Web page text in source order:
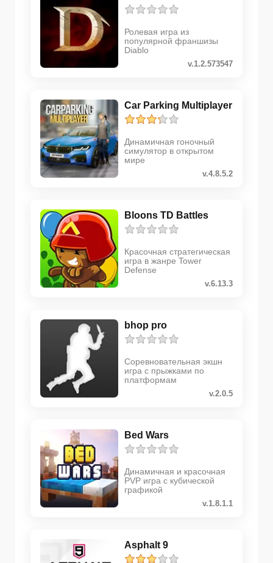
Ролевая игра из
популярной франшизы
Diablo
v.1.2.573547
Car Parking Multiplayer
Динамичная гоночный
симулятор в открытом
мире
v.4.8.5.2
Bloons TD Battles
Красочная стратегическая
игра в жанре Tower
Defense
v.6.13.3
bhop pro
Соревновательная экшн
игра с прыжками по
платформам
v.2.0.5
Bed Wars
Динамичная и красочная
PVP игра с кубической
графикой
v.1.8.1.1
Asphalt 9